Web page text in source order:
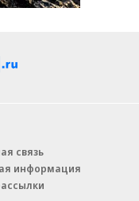
связь
информация